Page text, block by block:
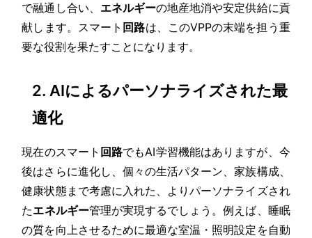
で融通し合い、 エネルギーの地産地消や安定供給に貢
献します。スマート 回路は、このVPPの末端を担う重
要な役割を果たすことになります。
2. AIによるパーソナライズされた最
適化
現在のスマート 回路でもAI学習機能はありますが、今
後はさらに進化し、個々の生活パターン、家族構成、
健康状態まで考慮に入れた、よりパーソナライズされ
たエネルギー管理が実現するでしょう。例えば、睡眠
の質を向上させるために最適な室温・照明設定を自動